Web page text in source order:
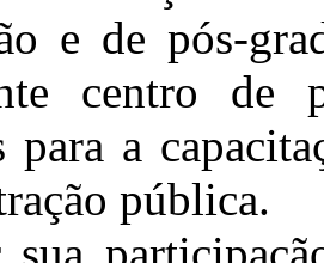
e de pós-
centro de
para a
pública.